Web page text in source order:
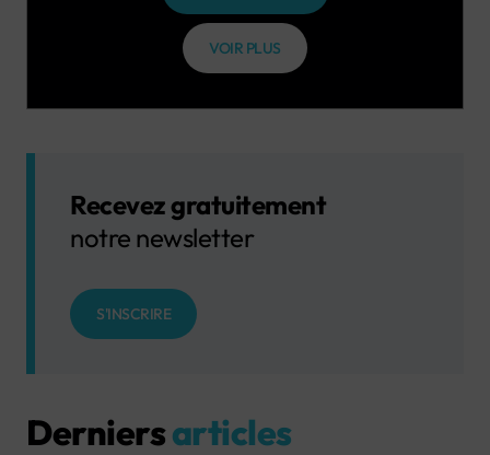
VOIR PLUS
Recevez gratuitement
notre newsletter
S'INSCRIRE
Derniersarticles